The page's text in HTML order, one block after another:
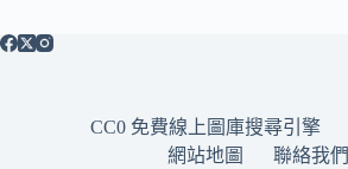
CC0 免費線上圖庫搜尋引擎
網站地圖
聯絡我們